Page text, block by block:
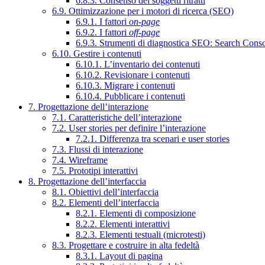
6.9. Ottimizzazione per i motori di ricerca (SEO)
6.9.1. I fattori on-page
6.9.2. I fattori off-page
6.9.3. Strumenti di diagnostica SEO: Search
6.10. Gestire i contenuti
6.10.1. L’inventario dei contenuti
6.10.2. Revisionare i contenuti
6.10.3. Migrare i contenuti
6.10.4. Pubblicare i contenuti
7. Progettazione dell’interazione
7.1. Caratteristiche dell’interazione
7.2. User stories per definire l’interazione
7.2.1. Differenza tra scenari e user stories
7.3. Flussi di interazione
7.4. Wireframe
7.5. Prototipi interattivi
8. Progettazione dell’interfaccia
8.1. Obiettivi dell’interfaccia
8.2. Elementi dell’interfaccia
8.2.1. Elementi di composizione
8.2.2. Elementi interattivi
8.2.3. Elementi testuali (microtesti)
8.3. Progettare e costruire in alta fedeltà
8.3.1. Layout di pagina